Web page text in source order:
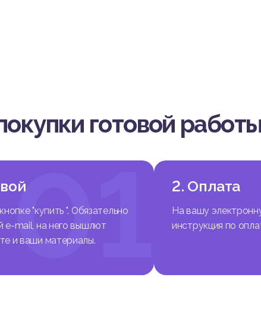
готовой
01
"купить ". Обязательно
e-mail, на него вышлют
и ваши материалы.
2. Оплата
На вашу
инструкция по